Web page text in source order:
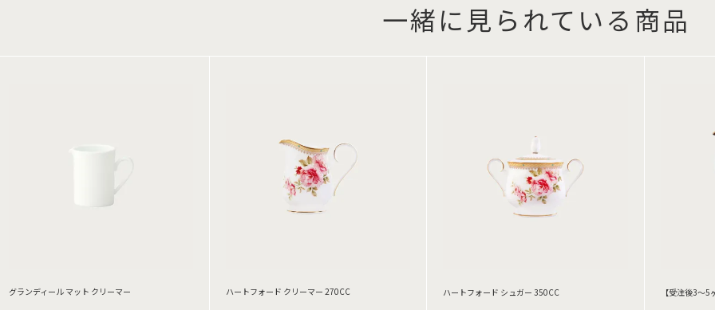
一緒に見られている商品
グランディール マット クリーマー ハートフォード クリーマー 270CC ハートフォード シュガー 350CC 【受注後3～